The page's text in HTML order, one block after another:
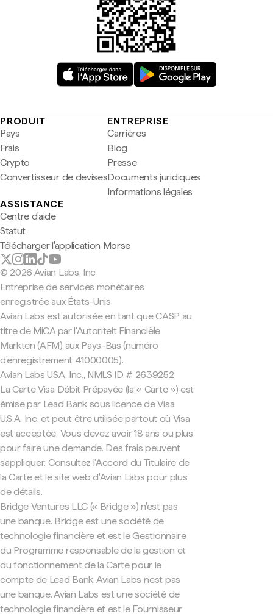
PRODUIT
Pays
Frais
Crypto
Convertisseur de devises
ENTREPRISE
Carrières
Blog
Presse
Documents juridiques
Informations légales
ASSISTANCE
Centre d'aide
Statut
Télécharger l'application Morse
© 2026 Avian Labs, Inc
Entreprise de services monétaires
enregistrée aux États-Unis
Avian Labs est autorisée en tant que CASP au
titre de MiCA par l'Autoriteit Financiële
Markten (AFM) aux Pays-Bas (numéro
d'enregistrement 41000005).
Avian Labs USA, Inc., NMLS ID # 2639252
La Carte Visa Débit Prépayée (la « Carte ») est
émise par Lead Bank sous licence de Visa
U.S.A. Inc. et peut être utilisée partout où Visa
est acceptée. Vous devez avoir 18 ans ou plus
pour faire une demande. Des frais peuvent
s'appliquer. Consultez l'Accord du Titulaire de
la Carte et le site web d'Avian Labs pour plus
de détails.
Bridge Ventures LLC (« Bridge ») n'est pas
une banque. Bridge est une société de
technologie financière et est le Gestionnaire
du Programme responsable de la gestion et
du fonctionnement de la Carte pour le
compte de Lead Bank. Avian Labs n'est pas
une banque. Avian Labs est une société de
technologie financière et est le Fournisseur